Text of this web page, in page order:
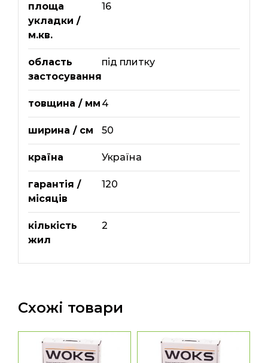
площа
укладки /
м.кв.
16
область
застосування
під плитку
товщина / мм 4
ширина / см 50
країна Україна
гарантія /
місяців
120
кількість
жил
2
Схожі товари